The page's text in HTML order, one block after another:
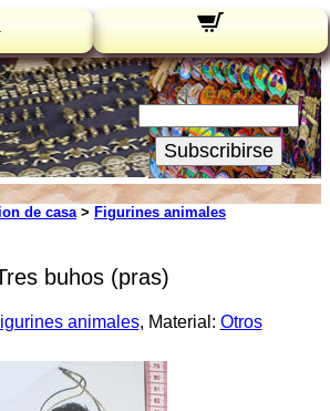
Novedades:
Su Email:
Subscribirse
de casa> Figurines animales
buhos (pras)
animales, Material: Otros